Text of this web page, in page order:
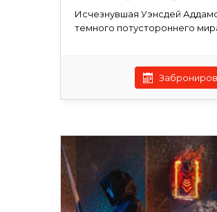
Исчезнувшая Уэнсдей
темного потустороннего